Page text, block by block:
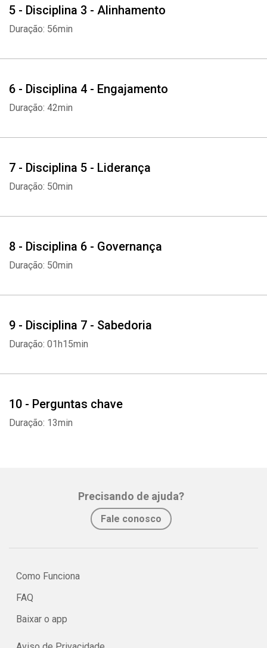
5 - Disciplina 3 - Alinhamento
Duração: 56min
6 - Disciplina 4 - Engajamento
Duração: 42min
7 - Disciplina 5 - Liderança
Duração: 50min
8 - Disciplina 6 - Governança
Duração: 50min
9 - Disciplina 7 - Sabedoria
Duração: 01h15min
10 - Perguntas chave
Duração: 13min
Precisando de ajuda?
Fale conosco
Como Funciona
FAQ
Baixar o app